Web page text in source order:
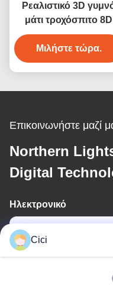
Ρεαλιστικό 3D
μάτι τροχόσπιτο 8D
Cinema Motion
Orbit Cinema
Μιλήστε τώρα.
Επικοινωνήστε μαζί
Northern
Digital
Ηλεκτρονικό
Cici